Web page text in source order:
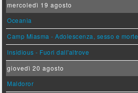
mercoledì 19 agosto
Oceania
Camp Miasma - Adolescenza, sesso e morte
Insidious - Fuori dall'altrove
giovedì 20 agosto
Maldoror